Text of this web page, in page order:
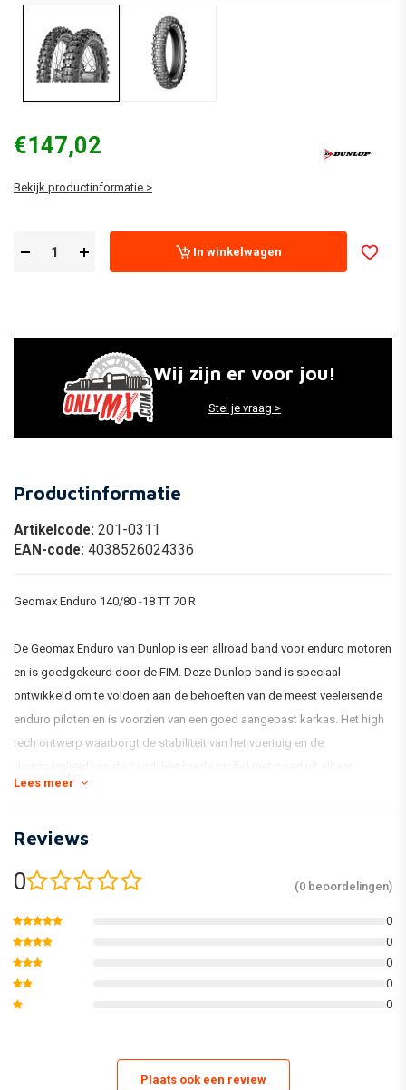
€147,02
Bekijk productinformatie >
In winkelwagen
Wij zijn er voor jou!
Stel je vraag >
Productinformatie
Artikelcode: 201-0311
EAN-code: 4038526024336
Geomax Enduro 140/80 -18 TT 70 R
De Geomax Enduro van Dunlop is een allroad band voor enduro motoren
en is goedgekeurd door de FIM. Deze Dunlop band is speciaal
ontwikkeld om te voldoen aan de behoeften van de meest veeleisende
enduro piloten en is voorzien van een goed aangepast karkas. Het high
tech ontwerp waarborgt de stabiliteit van het voertuig en de
gelegen noppen en exclusieve structuren levert een perfecte beheersing
gemaakt is, is uitgerust met een dynamisch profiel, wat de piloot in staat
omstandigheden
Lees meer
Reviews
0 (0 beoordelingen)
0
0
0
0
0
Plaats ook een review